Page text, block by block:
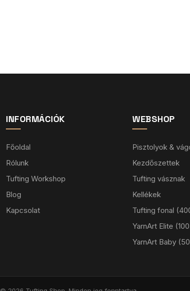
INFORMÁCIÓK
Főoldal
Rólunk
Tufting Workshop
Blog
Kapcsolat
WEBSHOP
Pisztolyok &
Kezdőszettek
Tufting vásznak
Kellékek
Tufting fonal
YarnArt Elite
YarnArt Baby